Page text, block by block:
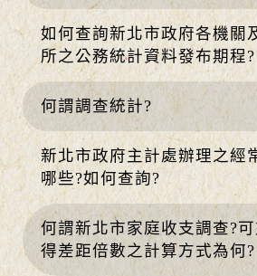
如何查詢新北市政府各機關
所之公務統計資料發布期程?
何謂調查統計?
新北市政府主計處辦理之經
哪些?如何查詢?
何謂新北市家庭收支調查?
得差距倍數之計算方式為何?